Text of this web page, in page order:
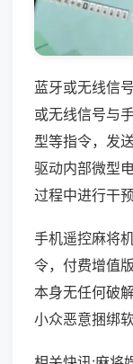
蓝牙或无线信
或无线信号与
型等指令，发
驱动内部微型
过程中进行干
手机遥控麻将
令，付费增值
本身无任何破
小众恶意捆绑